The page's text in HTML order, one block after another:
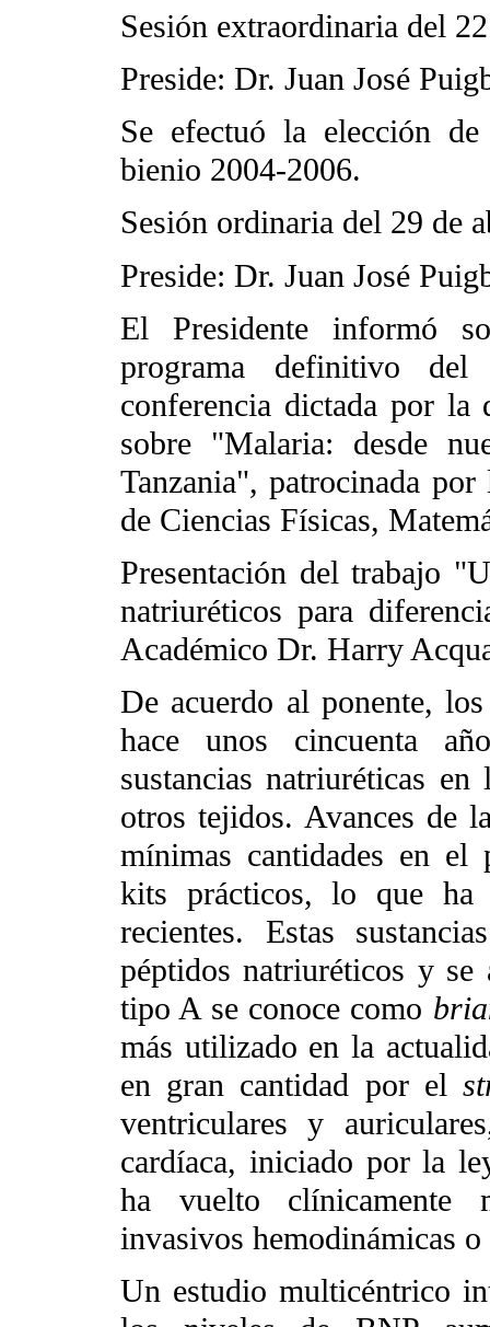
Sesión extraordinaria del
Preside: Dr. Juan José
Se efectuó la elección
bienio 2004-2006.
Sesión ordinaria del 29 de
Preside: Dr. Juan José
El Presidente informó
programa definitivo
conferencia dictada por la
sobre "Malaria: desde
Tanzania", patrocinada
de Ciencias Físicas,
Presentación del trabajo
natriuréticos para
Académico Dr. Harry
De acuerdo al ponente,
hace unos cincuenta
sustancias natriuréticas
otros tejidos. Avances de
mínimas cantidades en el
kits prácticos, lo que ha
recientes. Estas
péptidos natriuréticos y
tipo A se conoce como
más utilizado en la
en gran cantidad por el
ventriculares y
cardíaca, iniciado por la
ha vuelto clínicamente
invasivos hemodinámicas
Un estudio multicéntrico